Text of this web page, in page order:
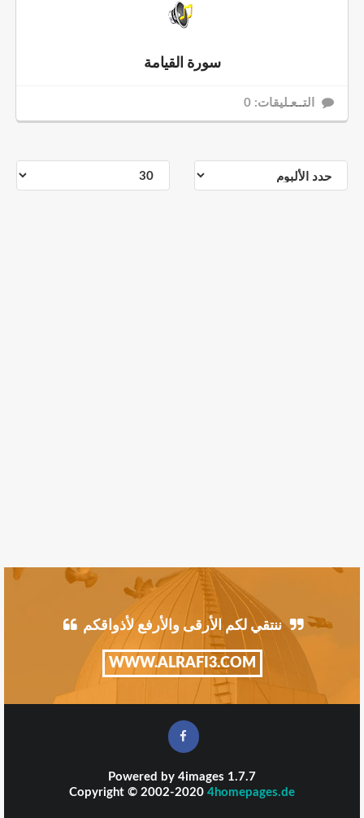
سورة القيامة
التــعـليقات: 0
ننتقي لكم الأرقى والأرفع لأذواقكم
WWW.ALRAFI3.COM
Powered by 4images 1.7.7
Copyright © 2002-2020 4homepages.de